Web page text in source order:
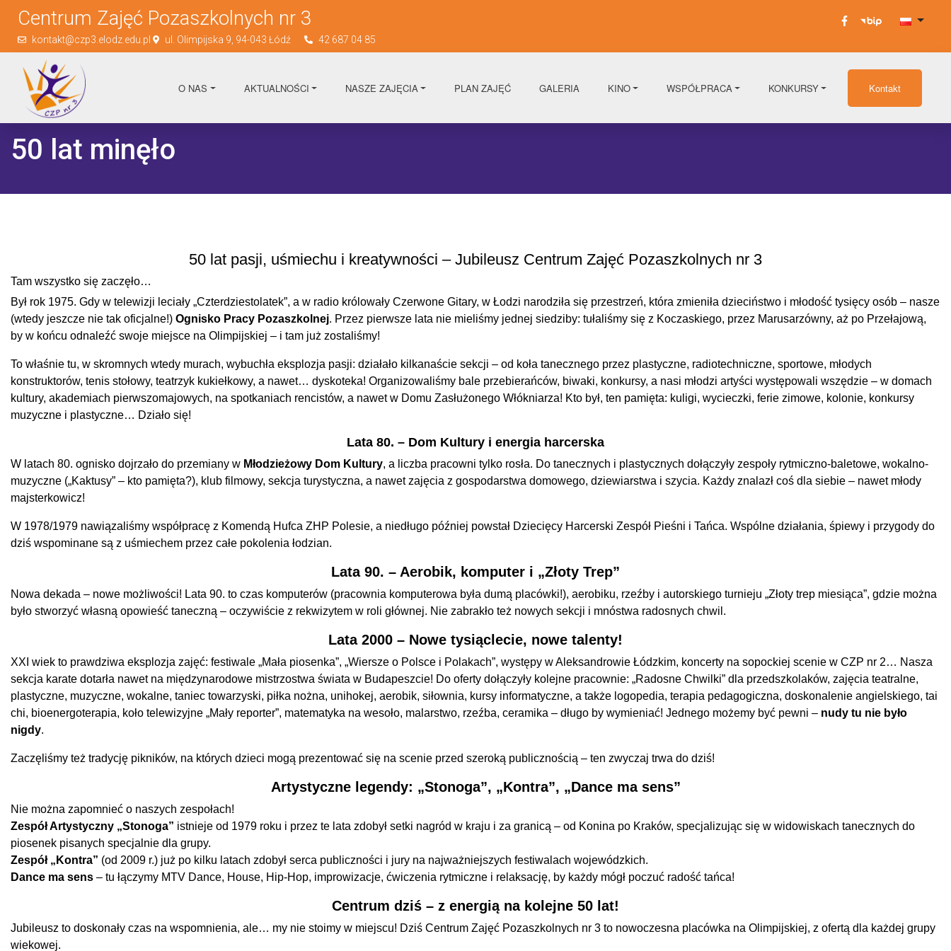
Centrum Zajęć Pozaszkolnych nr 3
kontakt@czp3.elodz.edu.pl ul. Olimpijska 9, 94-043 Łódź 42 687 04 85
O NAS AKTUALNOŚCI NASZE ZAJĘCIA PLAN ZAJĘĆ GALERIA KINO WSPÓŁPRACA KONKURSY Kontakt
50 lat minęło
50 lat pasji, uśmiechu i kreatywności – Jubileusz Centrum Zajęć Pozaszkolnych nr 3
Tam wszystko się zaczęło…
Był rok 1975. Gdy w telewizji leciały „Czterdziestolatek”, a w radio królowały Czerwone Gitary, w Łodzi narodziła się przestrzeń, która zmieniła dzieciństwo i młodość tysięcy osób – nasze
(wtedy jeszcze nie tak oficjalne!) Ognisko Pracy Pozaszkolnej. Przez pierwsze lata nie mieliśmy jednej siedziby: tułaliśmy się z Koczaskiego, przez Marusarzówny, aż po Przełajową,
by w końcu odnaleźć swoje miejsce na Olimpijskiej – i tam już zostaliśmy!
To właśnie tu, w skromnych wtedy murach, wybuchła eksplozja pasji: działało kilkanaście sekcji – od koła tanecznego przez plastyczne, radiotechniczne, sportowe, młodych
konstruktorów, tenis stołowy, teatrzyk kukiełkowy, a nawet… dyskoteka! Organizowaliśmy bale przebierańców, biwaki, konkursy, a nasi młodzi artyści występowali wszędzie – w domach
kultury, akademiach pierwszomajowych, na spotkaniach rencistów, a nawet w Domu Zasłużonego Włókniarza! Kto był, ten pamięta: kuligi, wycieczki, ferie zimowe, kolonie, konkursy
muzyczne i plastyczne… Działo się!
Lata 80. – Dom Kultury i energia harcerska
W latach 80. ognisko dojrzało do przemiany w Młodzieżowy Dom Kultury, a liczba pracowni tylko rosła. Do tanecznych i plastycznych dołączyły zespoły rytmiczno-baletowe, wokalno-
muzyczne („Kaktusy” – kto pamięta?), klub filmowy, sekcja turystyczna, a nawet zajęcia z gospodarstwa domowego, dziewiarstwa i szycia. Każdy znalazł coś dla siebie – nawet młody
majsterkowicz!
W 1978/1979 nawiązaliśmy współpracę z Komendą Hufca ZHP Polesie, a niedługo później powstał Dziecięcy Harcerski Zespół Pieśni i Tańca. Wspólne działania, śpiewy i przygody do
dziś wspominane są z uśmiechem przez całe pokolenia łodzian.
Lata 90. – Aerobik, komputer i „Złoty Trep”
Nowa dekada – nowe możliwości! Lata 90. to czas komputerów (pracownia komputerowa była dumą placówki!), aerobiku, rzeźby i autorskiego turnieju „Złoty trep miesiąca”, gdzie można
było stworzyć własną opowieść taneczną – oczywiście z rekwizytem w roli głównej. Nie zabrakło też nowych sekcji i mnóstwa radosnych chwil.
Lata 2000 – Nowe tysiąclecie, nowe talenty!
XXI wiek to prawdziwa eksplozja zajęć: festiwale „Mała piosenka”, „Wiersze o Polsce i Polakach”, występy w Aleksandrowie Łódzkim, koncerty na sopockiej scenie w CZP nr 2… Nasza
sekcja karate dotarła nawet na międzynarodowe mistrzostwa świata w Budapeszcie! Do oferty dołączyły kolejne pracownie: „Radosne Chwilki” dla przedszkolaków, zajęcia teatralne,
plastyczne, muzyczne, wokalne, taniec towarzyski, piłka nożna, unihokej, aerobik, siłownia, kursy informatyczne, a także logopedia, terapia pedagogiczna, doskonalenie angielskiego, tai
chi, bioenergoterapia, koło telewizyjne „Mały reporter”, matematyka na wesoło, malarstwo, rzeźba, ceramika – długo by wymieniać! Jednego możemy być pewni – nudy tu nie było
nigdy.
Zaczęliśmy też tradycję pikników, na których dzieci mogą prezentować się na scenie przed szeroką publicznością – ten zwyczaj trwa do dziś!
Artystyczne legendy: „Stonoga”, „Kontra”, „Dance ma sens”
Nie można zapomnieć o naszych zespołach!
Zespół Artystyczny „Stonoga” istnieje od 1979 roku i przez te lata zdobył setki nagród w kraju i za granicą – od Konina po Kraków, specjalizując się w widowiskach tanecznych do
piosenek pisanych specjalnie dla grupy.
Zespół „Kontra” (od 2009 r.) już po kilku latach zdobył serca publiczności i jury na najważniejszych festiwalach wojewódzkich.
Dance ma sens – tu łączymy MTV Dance, House, Hip-Hop, improwizacje, ćwiczenia rytmiczne i relaksację, by każdy mógł poczuć radość tańca!
Centrum dziś – z energią na kolejne 50 lat!
Jubileusz to doskonały czas na wspomnienia, ale… my nie stoimy w miejscu! Dziś Centrum Zajęć Pozaszkolnych nr 3 to nowoczesna placówka na Olimpijskiej, z ofertą dla każdej grupy
wiekowej.